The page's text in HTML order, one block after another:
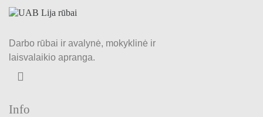
Darbo rūbai ir avalynė, mokyklinė ir
laisvalaikio apranga.
Info